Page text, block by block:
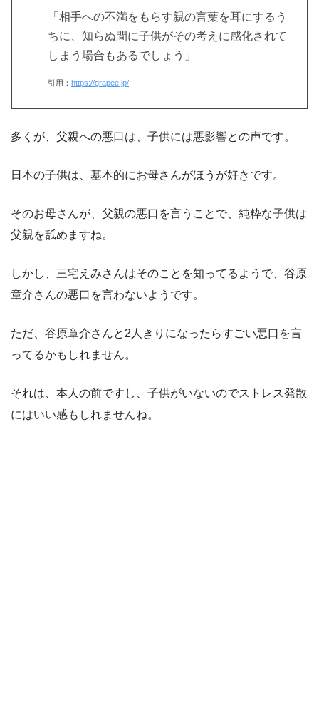
「相手への不満をもらす親の言葉を耳にするう
ちに、知らぬ間に子供がその考えに感化されて
しまう場合もあるでしょう」
引用： https://grapee.jp/
多くが、父親への悪口は、子供には悪影響との声です。
日本の子供は、基本的にお母さんがほうが好きです。
そのお母さんが、父親の悪口を言うことで、純粋な子供は
父親を舐めますね。
しかし、三宅えみさんはそのことを知ってるようで、谷原
章介さんの悪口を言わないようです。
ただ、谷原章介さんと2人きりになったらすごい悪口を言
ってるかもしれません。
それは、本人の前ですし、子供がいないのでストレス発散
にはいい感もしれませんね。